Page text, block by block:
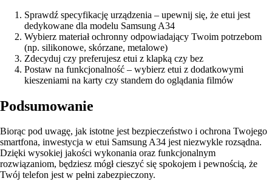
Sprawdź specyfikację urządzenia – upewnij się, że etui jest
dedykowane dla modelu Samsung A34
Wybierz materiał ochronny odpowiadający Twoim potrzebom
(np. silikonowe, skórzane, metalowe)
Zdecyduj czy preferujesz etui z klapką czy bez
Postaw na funkcjonalność – wybierz etui z dodatkowymi
kieszeniami na karty czy standem do oglądania filmów
Podsumowanie
Biorąc pod uwagę, jak istotne jest bezpieczeństwo i ochrona Twojego
smartfona, inwestycja w etui Samsung A34 jest niezwykle rozsądna.
Dzięki wysokiej jakości wykonania oraz funkcjonalnym
rozwiązaniom, będziesz mógł cieszyć się spokojem i pewnością, że
Twój telefon jest w pełni zabezpieczony.